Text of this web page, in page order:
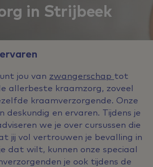
in Strijbeek
jou van zwangerschap tot
allerbeste kraamzorg, zoveel
kraamverzorgende. Onze
deskundig en ervaren. Tijdens je
we je over cursussen die
jij vol vertrouwen je bevalling in
dat wilt, kunnen onze speciaal
je ook tijdens de